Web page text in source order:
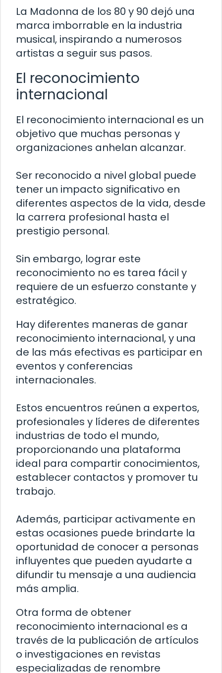
La Madonna de los 80 y 90 dejó una
marca imborrable en la industria
musical, inspirando a numerosos
artistas a seguir sus pasos.
El reconocimiento
internacional
El reconocimiento internacional es un
objetivo que muchas personas y
organizaciones anhelan alcanzar.
Ser reconocido a nivel global puede
tener un impacto significativo en
diferentes aspectos de la vida, desde
la carrera profesional hasta el
prestigio personal.
Sin embargo, lograr este
reconocimiento no es tarea fácil y
requiere de un esfuerzo constante y
estratégico.
Hay diferentes maneras de ganar
reconocimiento internacional, y una
de las más efectivas es participar en
eventos y conferencias
internacionales.
Estos encuentros reúnen a expertos,
profesionales y líderes de diferentes
industrias de todo el mundo,
proporcionando una plataforma
ideal para compartir conocimientos,
establecer contactos y promover tu
trabajo.
Además, participar activamente en
estas ocasiones puede brindarte la
oportunidad de conocer a personas
influyentes que pueden ayudarte a
difundir tu mensaje a una audiencia
más amplia.
Otra forma de obtener
reconocimiento internacional es a
través de la publicación de artículos
o investigaciones en revistas
especializadas de renombre